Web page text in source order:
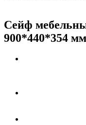
Сейф
900*440*354 мм